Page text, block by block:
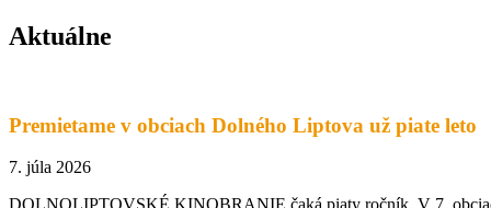
Aktuálne
Premietame v obciach Dolného Liptova už piate leto
7. júla 2026